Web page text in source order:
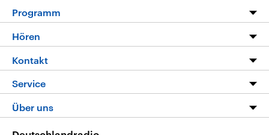
Programm
Die Nachrichten
Nachrichtenleicht
Neue Beiträge auf dlf.de
Hören
Livestream
Podcasts
Deutschlandfunk App
Nachrichten App
Kontakt
Hörerservice
Service
FAQ
Über uns